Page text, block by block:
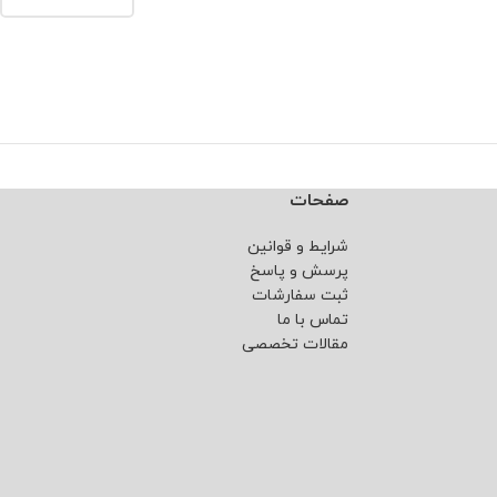
صفحات
شرایط و قوانین
پرسش و پاسخ
ثبت سفارشات
تماس با ما
مقالات تخصصی